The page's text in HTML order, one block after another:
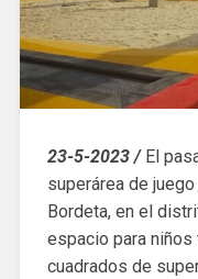
23-5-2023 /El
superárea de
Bordeta, en el
espacio para
cuadrados de